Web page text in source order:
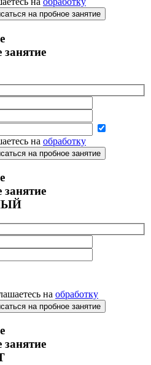
на пробное занятие
занятие
на обработку
на пробное занятие
занятие
на обработку
на пробное занятие
занятие